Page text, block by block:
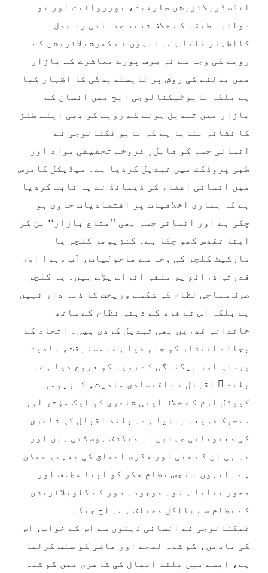
انڈسٹریلائزیشن صارفیت، بورزوائیت اور نو
دولتیہ طبقہ کے خلاف شدید جذباتی رد عمل
کااظہار ملتا ہے۔ انہوں نے کمرشیلائزیشن کے
رویے کی وجہ سے نہ صرف پورے معاشرے کے بازار
میں بدلنے کی روش پر ناپسندیدگی کا اظہار کیا
ہے بلکہ بایوٹیکنالوجی ایج میں انسان کے
بازار میں تبدیل ہونے کے رویے کو بھی اپنے طنز
کا نشانہ بنایا ہے کہ بایو ٹکنالوجی نے
انسانی جسم کو قابل ِ فروخت تحقیقی مواد اور
طبی پروڈکٹ میں تبدیل کردیا ہے۔ میڈیکل کامرس
میں انسانی اعضاء کی ڈیمانڈ نے یہ ثابت کردیا
ہے کہ ہماری اخلاقیات پر اقتصادیات حاوی ہو
چکی ہے اور انسانی جسم بھی ’’متاع بازار‘‘ بن کر
اپنا تقدس کھو چکا ہے۔ کنزیومر کلچر یا
مارکیٹ کلچر کی وجہ سے ماحولیات، آب وہوا اور
قدرتی ذرائع پر منفی اثرات پڑے ہیں۔ یہ کلچر
صرف سماجی نظام کی شکست وریخت کا ذمہ دار نہیں
ہے بلکہ اس نے فرد کے ذہنی نظام کے ساتھ
خاندانی قدریں بھی تبدیل کردی ہیں۔ اتحاد کے
بجائے انتشار کو جنم دیا ہے۔ مسابقت، مادیت
پرستی اور بیگانگی کے رویہ کو فروغ دیا ہے۔
بلند ؔ اقبال نے اقتصادی مادیت، کنزیومر
کیپٹل ازم کے خلاف اپنی شاعری کو ایک مؤثر اور
متحرک ذریعہ بنایا ہے۔ بلند اقبال کی شاعری
کی معنویاتی جہتیں نہ منکشف ہوسکتی ہیں اور
نہ ہی ان کے فنی اور فکری اعماق کی تفہیم ممکن
ہے۔ انہوں نے جس نظامِ فکر کو اپنا مطاف اور
محور بنایا ہے وہ موجودہ دور کے گلوبلائزیشن
کے نظام سے بالکل مختلف ہے۔ آج جبکہ
ٹیکنالوجی نے انسانی ذہنوں سے اس کے خواب، اس
کی یادیں، گم شدہ لمحے اور ماضی کو سلب کرلیا
ہے، ایسے میں بلند اقبال کی شاعری میں گم شدہ